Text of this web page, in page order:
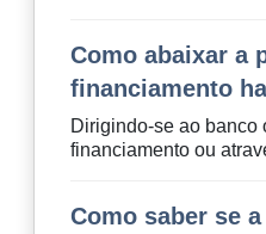
Como abaixar a
financiamento
Dirigindo-se ao banco
financiamento ou
Como saber se